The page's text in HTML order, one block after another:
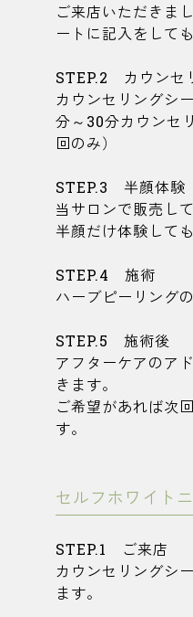
ご来店いただきま
ートに記入をして
STEP.2 カウンセ
カウンセリングシ
分～30分カウンセ
回のみ）
STEP.3 半顔体験
当サロンで販売し
半顔だけ体験して
STEP.4 施術
ハーブピーリング
STEP.5 施術後
アフターケアのア
きます。
ご希望があれば次
す。
セルフホワイト
STEP.1 ご来店
カウンセリングシ
ます。